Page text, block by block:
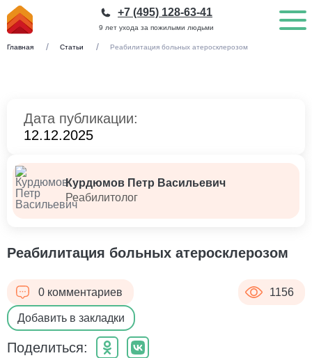
9 лет ухода за пожилыми людьми
+7 (495) 128-63-41
Главная Статьи Реабилитация больных атеросклерозом
Дата публикации:
12.12.2025
Курдюмов Петр Васильевич
Реабилитолог
Реабилитация больных атеросклерозом
0 комментариев
Добавить в закладки
Поделиться:
1156